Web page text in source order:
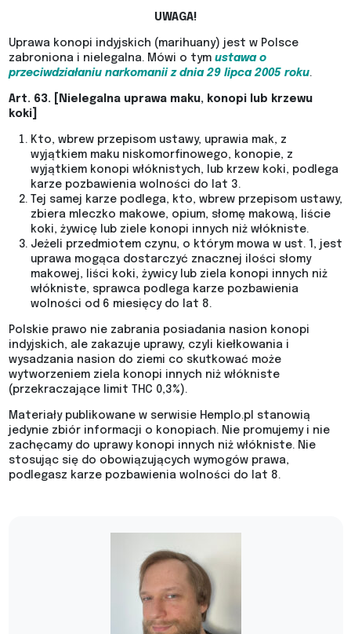
UWAGA!
Uprawa konopi indyjskich (marihuany) jest w Polsce
zabroniona i nielegalna. Mówi o tym ustawa o
przeciwdziałaniu narkomanii z dnia 29 lipca 2005 roku.
Art. 63. [Nielegalna uprawa maku, konopi lub krzewu
koki]
Kto, wbrew przepisom ustawy, uprawia mak, z
wyjątkiem maku niskomorfinowego, konopie, z
wyjątkiem konopi włóknistych, lub krzew koki, podlega
karze pozbawienia wolności do lat 3.
Tej samej karze podlega, kto, wbrew przepisom ustawy,
zbiera mleczko makowe, opium, słomę makową, liście
koki, żywicę lub ziele konopi innych niż włókniste.
Jeżeli przedmiotem czynu, o którym mowa w ust. 1, jest
uprawa mogąca dostarczyć znacznej ilości słomy
makowej, liści koki, żywicy lub ziela konopi innych niż
włókniste, sprawca podlega karze pozbawienia
wolności od 6 miesięcy do lat 8.
Polskie prawo nie zabrania posiadania nasion konopi
indyjskich, ale zakazuje uprawy, czyli kiełkowania i
wysadzania nasion do ziemi co skutkować może
wytworzeniem ziela konopi innych niż włókniste
(przekraczające limit THC 0,3%).
Materiały publikowane w serwisie Hemplo.pl stanowią
jedynie zbiór informacji o konopiach. Nie promujemy i nie
zachęcamy do uprawy konopi innych niż włókniste. Nie
stosując się do obowiązujących wymogów prawa,
podlegasz karze pozbawienia wolności do lat 8.